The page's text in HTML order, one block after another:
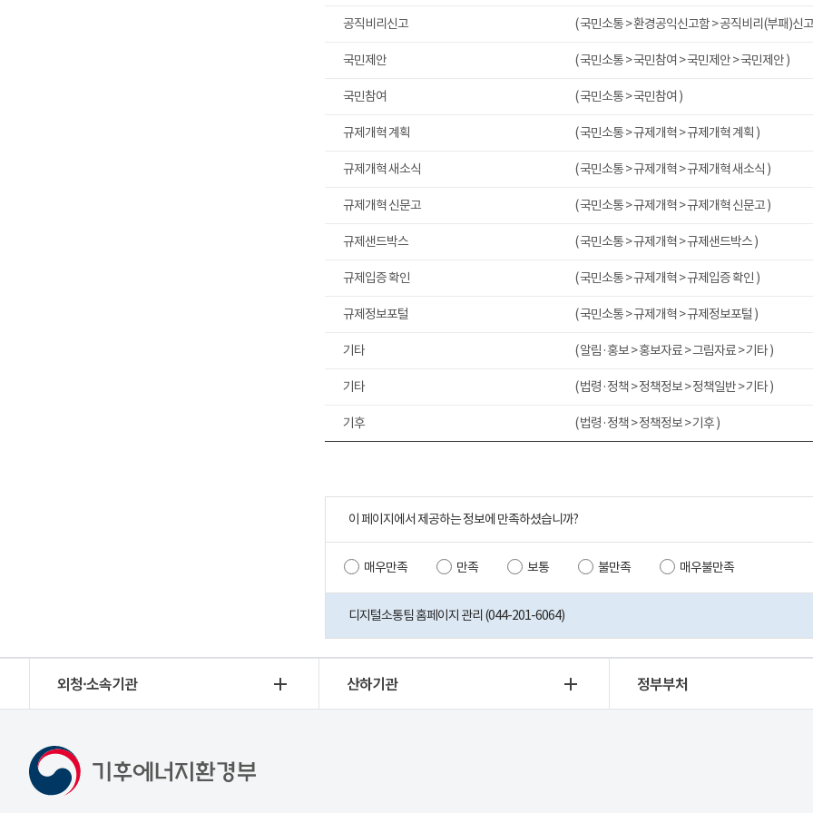
공직비리신고 ( 국민소통 > 환경공익신고함 > 공직비리(부패)신
국민제안 ( 국민소통 > 국민참여 > 국민제안 > 국민제안 )
국민참여 ( 국민소통 > 국민참여 )
규제개혁 계획 ( 국민소통 > 규제개혁 > 규제개혁 계획 )
규제개혁 새소식 ( 국민소통 > 규제개혁 > 규제개혁 새소식 )
규제개혁 신문고 ( 국민소통 > 규제개혁 > 규제개혁 신문고 )
규제샌드박스 ( 국민소통 > 규제개혁 > 규제샌드박스 )
규제입증 확인 ( 국민소통 > 규제개혁 > 규제입증 확인 )
규제정보포털 ( 국민소통 > 규제개혁 > 규제정보포털 )
기타 ( 알림·홍보 > 홍보자료 > 그림자료 > 기타 )
기타 ( 법령·정책 > 정책정보 > 정책일반 > 기타 )
기후 ( 법령·정책 > 정책정보 > 기후 )
이 페이지에서 제공하는 정보에 만족하셨습니까?
매우만족 만족 보통 불만족 매우불만족
디지털소통팀 홈페이지 관리 (044-201-6064)
외청·소속기관 산하기관 정부부처